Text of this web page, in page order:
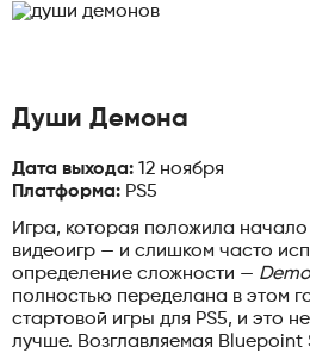
Души Демона
Дата выхода: 12 ноября
Платформа: PS5
Игра, которая положила
видеоигр — и слишком часто
определение сложности —
полностью переделана в этом
стартовой игры для PS5, и это
лучше. Возглавляемая Bluepoint